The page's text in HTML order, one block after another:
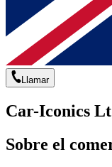
Llamar
Car-Iconics
Sobre el